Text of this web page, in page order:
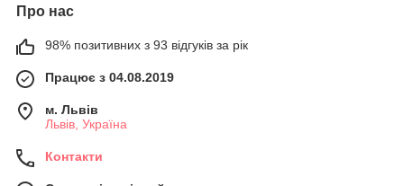
Про нас
98% позитивних з 93 відгуків за рік
Працює з 04.08.2019
м. Львів
Львів, Україна
Контакти